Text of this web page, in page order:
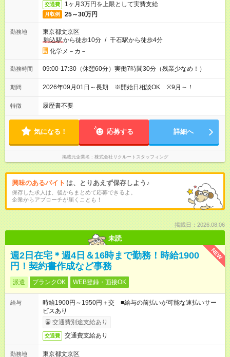
交通費 1ヶ月3万円を上限として実費支給
月収例 25～30万円
勤務地
東京都文京区
駒込駅から徒歩10分 / 千石駅から徒歩4分
化学メ－カ－
勤務時間 09:00-17:30（休憩60分）実働7時間30分（残業少なめ！）
期間 2026年09月01日～長期 ※開始日相談OK ※9月～！
特徴 履歴書不要
気になる！ 応募する 詳細へ
掲載元企業名 株式会社リクルートスタッフィング
興味のあるバイト は、とりあえず保存しよう♪
保存した求人は、後からまとめて応募できるよ。
企業からアプローチが届くことも！
掲載日：2026.08.06
未読
NEW
週2日在宅＊週4日＆16時まで勤務！時給1900
円！契約書作成など事務
派遣 ブランクOK WEB登録・面接OK
給与
時給1900円～1950円＋交 ■給与の前払いが可能な速払いサー
ビスあり
交通費別途支給あり
交通費 交通費支給あり
勤務地
東京都文京区